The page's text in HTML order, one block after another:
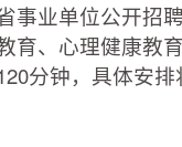
事业单位公开招
育、心理健康教
分钟，具体安